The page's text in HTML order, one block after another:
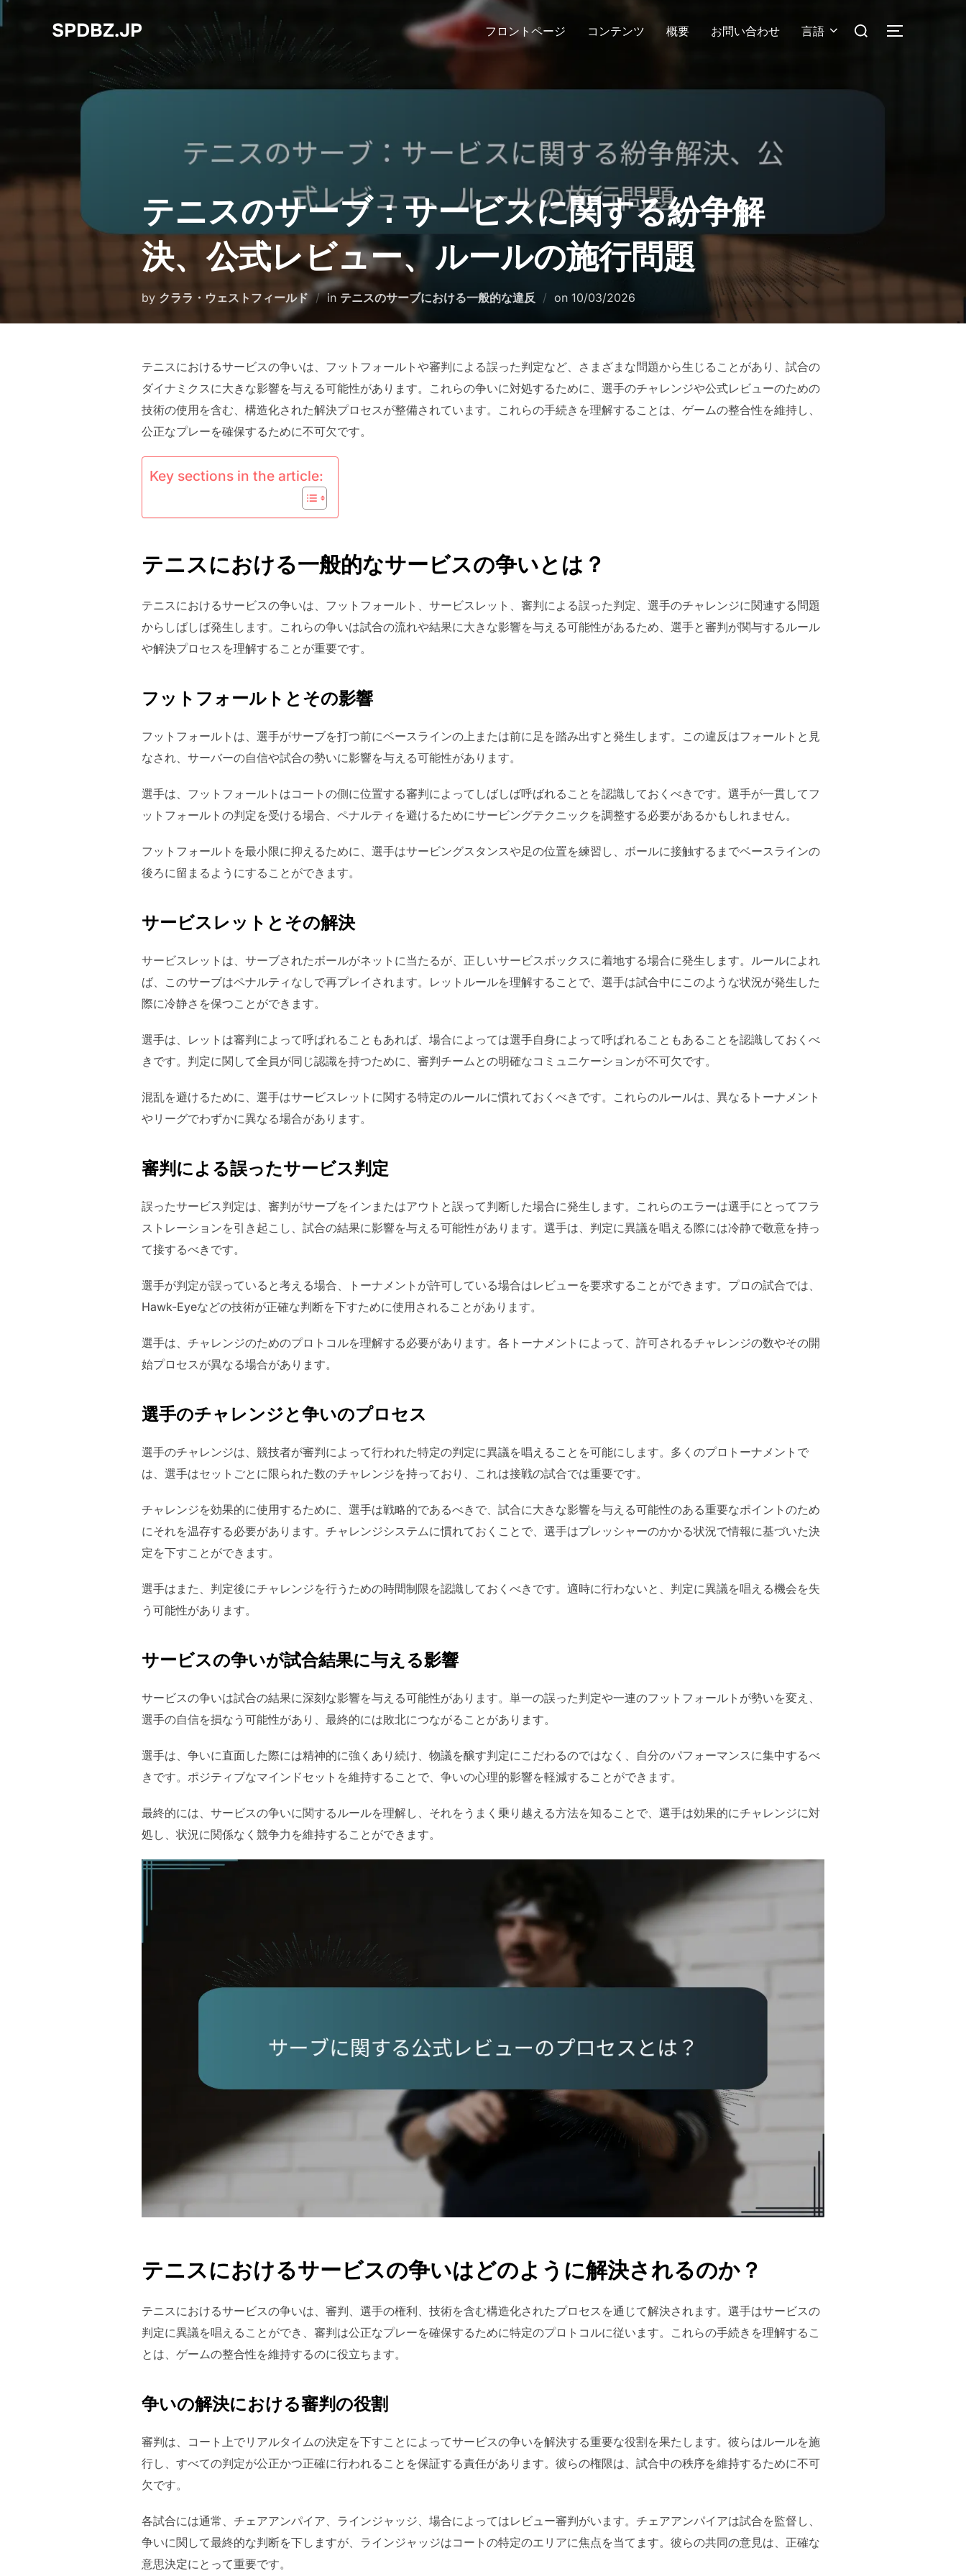
to
SPDBZ.JP フロントページ コンテンツ 概要 お問い合わせ 言語
Search
TOGGLE
テニスのサーブ：サービスに関する紛争解
決、公式レビュー、ルールの施行問題
by クララ・ウェストフィールド in テニスのサーブにおける一般的な違反 on Posted
10/03/2026
テニスにおけるサービスの争いは、フットフォールトや審判による誤った判定など、さまざまな問題から生じることがあり、試合の
ダイナミクスに大きな影響を与える可能性があります。これらの争いに対処するために、選手のチャレンジや公式レビューのための
技術の使用を含む、構造化された解決プロセスが整備されています。これらの手続きを理解することは、ゲームの整合性を維持し、
公正なプレーを確保するために不可欠です。
Key sections in the article:
テニスにおける一般的なサービスの争いとは？
テニスにおけるサービスの争いは、フットフォールト、サービスレット、審判による誤った判定、選手のチャレンジに関連する問題
からしばしば発生します。これらの争いは試合の流れや結果に大きな影響を与える可能性があるため、選手と審判が関与するルール
や解決プロセスを理解することが重要です。
フットフォールトとその影響
フットフォールトは、選手がサーブを打つ前にベースラインの上または前に足を踏み出すと発生します。この違反はフォールトと見
なされ、サーバーの自信や試合の勢いに影響を与える可能性があります。
選手は、フットフォールトはコートの側に位置する審判によってしばしば呼ばれることを認識しておくべきです。選手が一貫してフ
ットフォールトの判定を受ける場合、ペナルティを避けるためにサービングテクニックを調整する必要があるかもしれません。
フットフォールトを最小限に抑えるために、選手はサービングスタンスや足の位置を練習し、ボールに接触するまでベースラインの
後ろに留まるようにすることができます。
サービスレットとその解決
サービスレットは、サーブされたボールがネットに当たるが、正しいサービスボックスに着地する場合に発生します。ルールによれ
ば、このサーブはペナルティなしで再プレイされます。レットルールを理解することで、選手は試合中にこのような状況が発生した
際に冷静さを保つことができます。
選手は、レットは審判によって呼ばれることもあれば、場合によっては選手自身によって呼ばれることもあることを認識しておくべ
きです。判定に関して全員が同じ認識を持つために、審判チームとの明確なコミュニケーションが不可欠です。
混乱を避けるために、選手はサービスレットに関する特定のルールに慣れておくべきです。これらのルールは、異なるトーナメント
やリーグでわずかに異なる場合があります。
審判による誤ったサービス判定
誤ったサービス判定は、審判がサーブをインまたはアウトと誤って判断した場合に発生します。これらのエラーは選手にとってフラ
ストレーションを引き起こし、試合の結果に影響を与える可能性があります。選手は、判定に異議を唱える際には冷静で敬意を持っ
て接するべきです。
選手が判定が誤っていると考える場合、トーナメントが許可している場合はレビューを要求することができます。プロの試合では、
Hawk-Eyeなどの技術が正確な判断を下すために使用されることがあります。
選手は、チャレンジのためのプロトコルを理解する必要があります。各トーナメントによって、許可されるチャレンジの数やその開
始プロセスが異なる場合があります。
選手のチャレンジと争いのプロセス
選手のチャレンジは、競技者が審判によって行われた特定の判定に異議を唱えることを可能にします。多くのプロトーナメントで
は、選手はセットごとに限られた数のチャレンジを持っており、これは接戦の試合では重要です。
チャレンジを効果的に使用するために、選手は戦略的であるべきで、試合に大きな影響を与える可能性のある重要なポイントのため
にそれを温存する必要があります。チャレンジシステムに慣れておくことで、選手はプレッシャーのかかる状況で情報に基づいた決
定を下すことができます。
選手はまた、判定後にチャレンジを行うための時間制限を認識しておくべきです。適時に行わないと、判定に異議を唱える機会を失
う可能性があります。
サービスの争いが試合結果に与える影響
サービスの争いは試合の結果に深刻な影響を与える可能性があります。単一の誤った判定や一連のフットフォールトが勢いを変え、
選手の自信を損なう可能性があり、最終的には敗北につながることがあります。
選手は、争いに直面した際には精神的に強くあり続け、物議を醸す判定にこだわるのではなく、自分のパフォーマンスに集中するべ
きです。ポジティブなマインドセットを維持することで、争いの心理的影響を軽減することができます。
最終的には、サービスの争いに関するルールを理解し、それをうまく乗り越える方法を知ることで、選手は効果的にチャレンジに対
処し、状況に関係なく競争力を維持することができます。
テニスにおけるサービスの争いはどのように解決されるのか？
テニスにおけるサービスの争いは、審判、選手の権利、技術を含む構造化されたプロセスを通じて解決されます。選手はサービスの
判定に異議を唱えることができ、審判は公正なプレーを確保するために特定のプロトコルに従います。これらの手続きを理解するこ
とは、ゲームの整合性を維持するのに役立ちます。
争いの解決における審判の役割
審判は、コート上でリアルタイムの決定を下すことによってサービスの争いを解決する重要な役割を果たします。彼らはルールを施
行し、すべての判定が公正かつ正確に行われることを保証する責任があります。彼らの権限は、試合中の秩序を維持するために不可
欠です。
各試合には通常、チェアアンパイア、ラインジャッジ、場合によってはレビュー審判がいます。チェアアンパイアは試合を監督し、
争いに関して最終的な判断を下しますが、ラインジャッジはコートの特定のエリアに焦点を当てます。彼らの共同の意見は、正確な
意思決定にとって重要です。